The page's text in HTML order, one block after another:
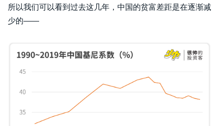
所以我们可以看到过去这几年，中国的贫富差距是在逐渐减
少的——